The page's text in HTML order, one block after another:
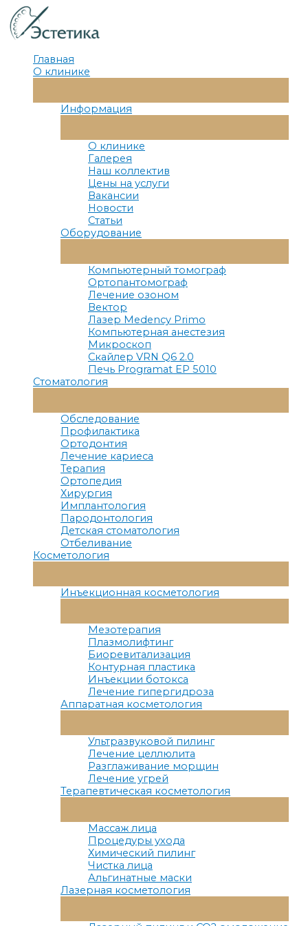
Перейти
к
содержимому
Главная
О клинике
Меню
Информация
Меню
О клинике
Галерея
Наш коллектив
Цены на услуги
Вакансии
Новости
Статьи
Оборудование
Меню
Компьютерный томограф
Ортопантомограф
Лечение озоном
Вектор
Лазер Medency Primo
Компьютерная анестезия
Микроскоп
Скайлер VRN Q6 2.0
Печь Programat EP 5010
Стоматология
Меню
Обследование
Профилактика
Ортодонтия
Лечение кариеса
Терапия
Ортопедия
Хирургия
Имплантология
Пародонтология
Детская стоматология
Отбеливание
Косметология
Меню
Инъекционная косметология
Меню
Мезотерапия
Плазмолифтинг
Биоревитализация
Контурная пластика
Инъекции ботокса
Лечение гипергидроза
Аппаратная косметология
Меню
Ультразвуковой пилинг
Лечение целлюлита
Разглаживание морщин
Лечение угрей
Терапевтическая косметология
Меню
Массаж лица
Процедуры ухода
Химический пилинг
Чистка лица
Альгинатные маски
Лазерная косметология
Меню